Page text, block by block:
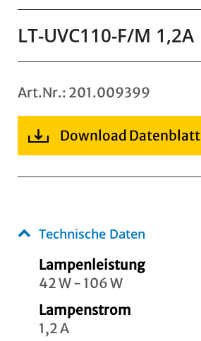
LT-UVC110-F/M 1,2A
Art.Nr.: 201.009399
Download Datenblatt
Technische Daten
Lampenleistung
42 W - 106 W
Lampenstrom
1,2 A